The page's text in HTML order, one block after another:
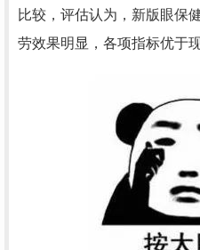
比较，评估认为，新版眼保
劳效果明显，各项指标优于